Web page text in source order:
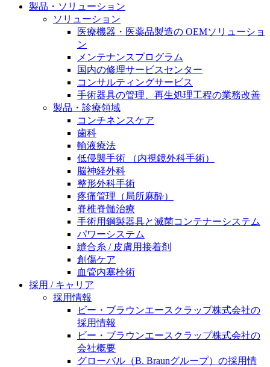
製品ポートフォリオ​
こちらの製品ポートフォリオからも、製品をお探しい
ただくことができます。
販売代理店さま向け情報​
膝関節の構造とその疾患
身体の中で最も大きい関節である膝関節。日常の生活
を支える、その機能や特徴とは？傷めてしまった場合
には、どのような治療の選択肢があるのでしょう。
水頭症について
「水頭症」とはどのような疾患なのでしょう。成人に
多い水頭症と、小児に多い水頭症の特徴と症状、検査
や治療法など「水頭症」の概要を知っていただくこと
ができます。
ビー・ブラウンエースクラッﾌﾟで新たな可能性を見つ
けませんか？現在募集中のポジションをご覧いただけ
私たちの責任
ニューススペース
エースクラップアカデミー
医療に携わるあらゆる方々に、学びと情報共有の場を
提供していくことを目指します。
製品・ソリューション
ソリューション
医療機器・医薬品製造の OEMソリューショ
ン
メンテナンスプログラム
国内の修理サービスセンター
コンサルティングサービス
手術器具の管理、再生処理工程の業務改善
製品・診療領域
コンチネンスケア
歯科
輸液療法
低侵襲手術 （内視鏡外科手術）
脳神経外科
整形外科手術
疼痛管理（局所麻酔）
脊椎脊髄治療
手術用鋼製器具と滅菌コンテナーシステム
パワーシステム
縫合糸 / 皮膚用接着剤
創傷ケア
血管内塞栓術
採用 / キャリア
採用情報
ビー・ブラウンエースクラップ株式会社の
採用情報
ビー・ブラウンエースクラップ株式会社の
会社概要
グローバル（B. Braunグループ）の採用情